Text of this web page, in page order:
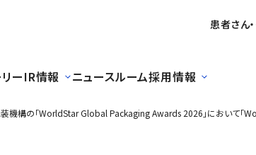
患者さん
ーIR情報 ニュースルーム採用情報
機構の「WorldStar Global Packaging Awards 2026」において「